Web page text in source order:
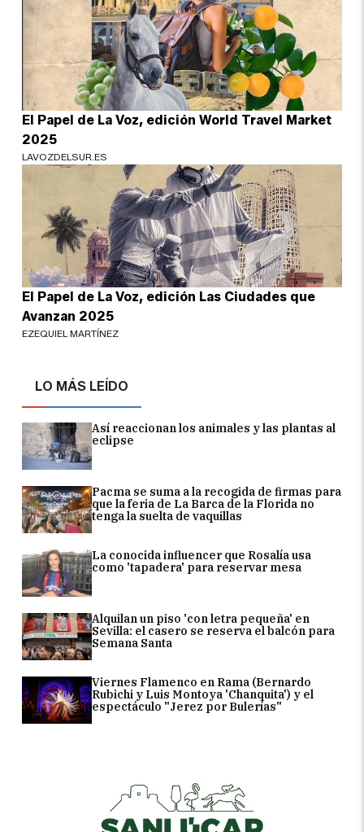
LO MÁS LEÍDO
Así reaccionan los animales y las plantas al
eclipse
Pacma se suma a la recogida de firmas para
que la feria de La Barca de la Florida no
tenga la suelta de vaquillas
La conocida influencer que Rosalía usa
como 'tapadera' para reservar mesa
Alquilan un piso 'con letra pequeña' en
Sevilla: el casero se reserva el balcón para
Semana Santa
Viernes Flamenco en Rama (Bernardo
Rubichi y Luis Montoya 'Chanquita') y el
espectáculo "Jerez por Bulerías"
El Papel de La Voz, edición World Travel Market
2025
LAVOZDELSUR.ES
El Papel de La Voz, edición Las Ciudades que
Avanzan 2025
EZEQUIEL MARTÍNEZ